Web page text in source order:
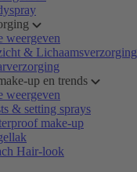
weergeven
& Lichaamsverzorging
up en trends
weergeven
& setting sprays
make-up
Hair-look